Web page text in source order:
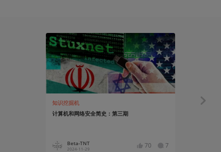
知识挖掘机
计算机和网络安全简史：第三期
Beta-TNT
2024-11-29 70 7
知识挖掘机